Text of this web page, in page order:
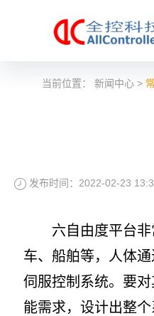
当前位置：新闻中心 >
发布时间：2022-02-23
六自由度平台非常
车、船舶等，人体
伺服控制系统。要
能需求，设计出整